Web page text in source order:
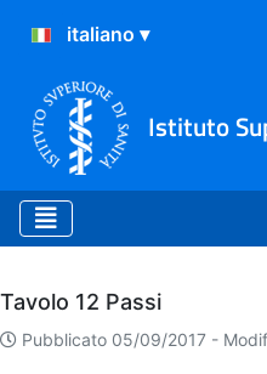
Istituto
Archivio
Tavolo 12 Passi
Pubblicato 05/09/2017 -